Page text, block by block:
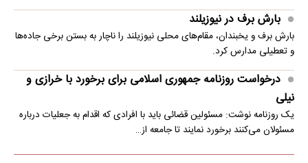
بارش برف در نیوزیلند
بارش برف و یخبندان، مقام‌های محلی نیوزیلند را ناچار به بستن برخی جاده‌ها
و تعطیلی مدارس کرد.
درخواست روزنامه جمهوری اسلامی برای برخورد با خرازی و
نیلی
یک روزنامه نوشت: مسئولین قضائی باید با افرادی که اقدام به جعلیات درباره
مسئولان می‌کنند برخورد نمایند تا جامعه از…